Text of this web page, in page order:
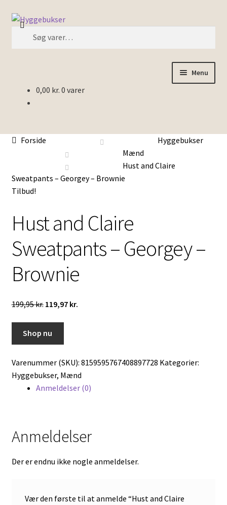
Spring
navigation
Spring
Søg
Søg
Menu
0,00 kr. 0 varer
Forside
Hyggebukser
Mænd
Hust and Claire
Sweatpants – Georgey – Brownie
Tilbud!
Hust and Claire
Sweatpants – Georgey –
Brownie
199,95kr. Den
119,97 kr.
Shop nu
Varenummer (SKU): 8159595767408897728 Kategorier:
Hyggebukser, Mænd
Anmeldelser (0)
Anmeldelser
Der er endnu ikke nogle anmeldelser.
Vær den første til at anmelde “Hust and Claire